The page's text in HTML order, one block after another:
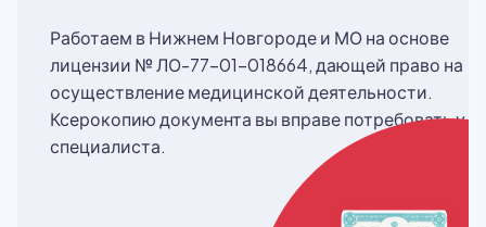
Работаем в Нижнем Новгороде и МО на основе
лицензии № ЛО-77-01-018664, дающей право на
осуществление медицинской деятельности.
Ксерокопию документа вы вправе потребовать у
специалиста.